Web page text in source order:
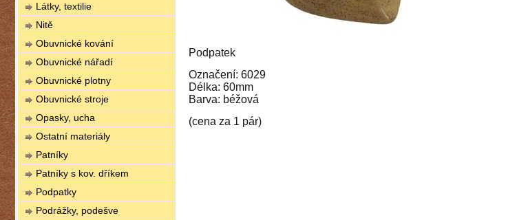
Látky, textilie
Nitě
Obuvnické kování
Obuvnické nářadí
Obuvnické plotny
Obuvnické stroje
Opasky, ucha
Ostatní materiály
Patníky
Patníky s kov. dříkem
Podpatky
Podrážky, podešve
Podpatek
Označení: 6029
Délka: 60mm
Barva: béžová
(cena za 1 pár)